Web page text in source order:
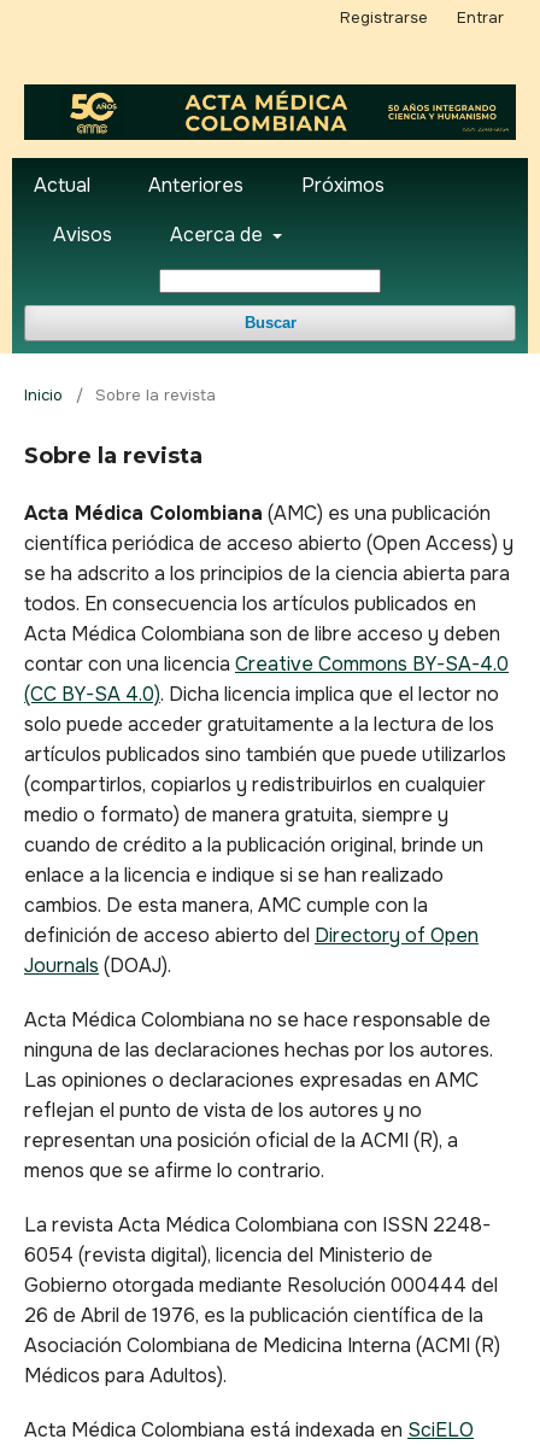
Actual Anteriores
Próximos
Avisos
Acerca de
Buscar
Registrarse Entrar
Inicio / Sobre la revista
Sobre la revista
Acta Médica Colombiana (AMC) es una publicación
científica periódica de acceso abierto (Open Access) y
se ha adscrito a los principios de la ciencia abierta para
todos. En consecuencia los artículos publicados en
Acta Médica Colombiana son de libre acceso y deben
contar con una licencia Creative Commons BY-SA-4.0
(CC BY-SA 4.0). Dicha licencia implica que el lector no
solo puede acceder gratuitamente a la lectura de los
artículos publicados sino también que puede utilizarlos
(compartirlos, copiarlos y redistribuirlos en cualquier
medio o formato) de manera gratuita, siempre y
cuando de crédito a la publicación original, brinde un
enlace a la licencia e indique si se han realizado
cambios. De esta manera, AMC cumple con la
definición de acceso abierto del Directory of Open
Journals (DOAJ).
Acta Médica Colombiana no se hace responsable de
ninguna de las declaraciones hechas por los autores.
Las opiniones o declaraciones expresadas en AMC
reflejan el punto de vista de los autores y no
representan una posición oficial de la ACMI (R), a
menos que se afirme lo contrario.
La revista Acta Médica Colombiana con ISSN 2248-
6054 (revista digital), licencia del Ministerio de
Gobierno otorgada mediante Resolución 000444 del
26 de Abril de 1976, es la publicación científica de la
Asociación Colombiana de Medicina Interna (ACMI (R)
Médicos para Adultos).
Acta Médica Colombiana está indexada en SciELO